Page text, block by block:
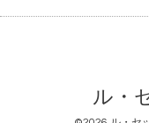
ル・